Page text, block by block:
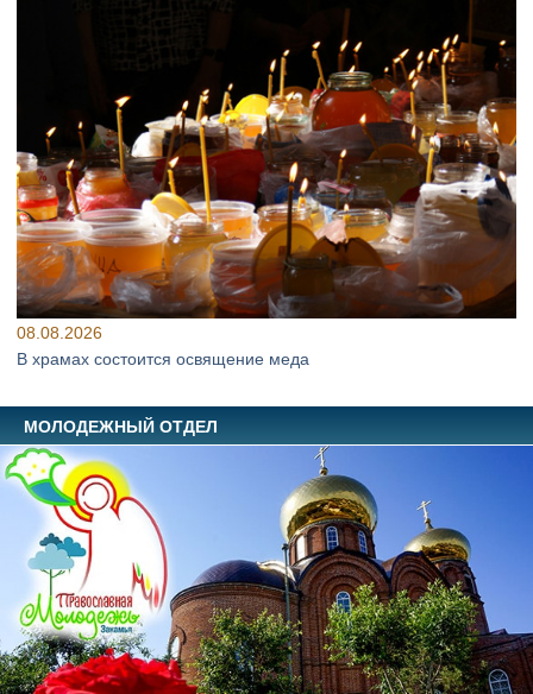
08.08.2026
В храмах состоится освящение меда
МОЛОДЕЖНЫЙ ОТДЕЛ